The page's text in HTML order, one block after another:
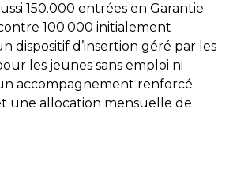
150.000 entrées en Garantie
100.000 initialement
dispositif d’insertion géré par les
les jeunes sans emploi ni
accompagnement renforcé
une allocation mensuelle de